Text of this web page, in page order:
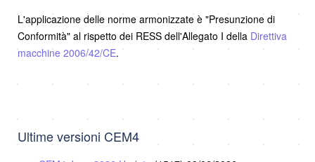
L'applicazione delle norme armonizzate è "Presunzione di
Conformità" al rispetto dei RESS dell'Allegato I della Direttiva
macchine 2006/42/CE.
Ultime versioni CEM4